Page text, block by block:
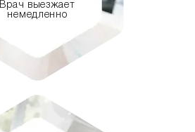
Врач выезжает
немедленно